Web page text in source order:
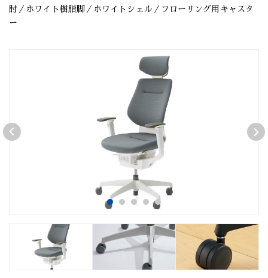
肘／ホワイト樹脂脚／ホワイトシェル／フローリング用キャスタ
ー